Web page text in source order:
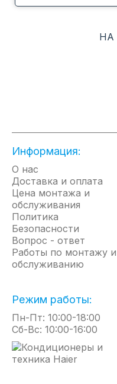
размере: размер НА
Информация:
О нас
Доставка и оплата
Цена монтажа и
обслуживания
Политика
Безопасности
Вопрос - ответ
Работы по монтажу и
обслуживанию
Режим работы:
Пн-Пт: 10:00-18:00
Сб-Вс: 10:00-16:00